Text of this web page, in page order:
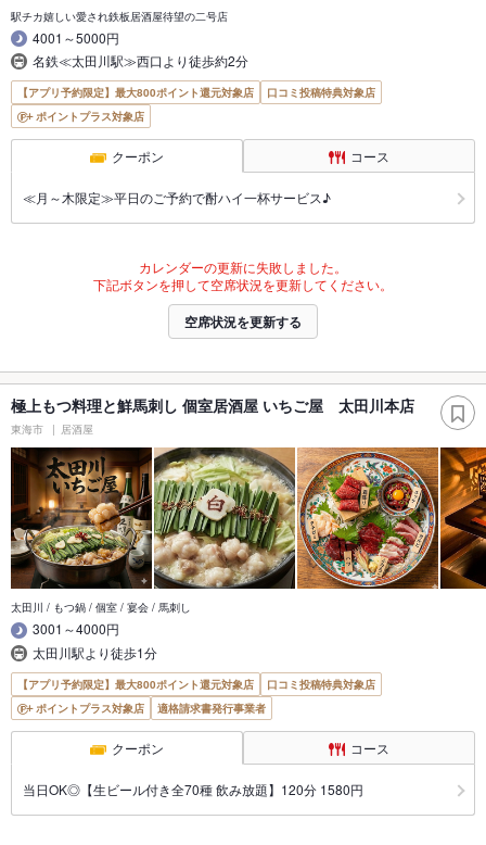
駅チカ嬉しい愛され鉄板居酒屋待望の二号店
4001～5000円
名鉄≪太田川駅≫西口より徒歩約2分
【アプリ予約限定】最大800ポイント還元対象店
口コミ投稿特典対象店
ポイントプラス対象店
クーポン コース
≪月～木限定≫平日のご予約で酎ハイ一杯サービス♪
カレンダーの更新に失敗しました。
下記ボタンを押して空席状況を更新してください。
空席状況を更新する
極上もつ料理と鮮馬刺し 個室居酒屋 いちご屋 太田川本店
東海市 居酒屋
太田川 / もつ鍋 / 個室 / 宴会 / 馬刺し
3001～4000円
太田川駅より徒歩1分
【アプリ予約限定】最大800ポイント還元対象店
口コミ投稿特典対象店
ポイントプラス対象店
適格請求書発行事業者
クーポン コース
当日OK◎【生ビール付き全70種 飲み放題】120分 1580円